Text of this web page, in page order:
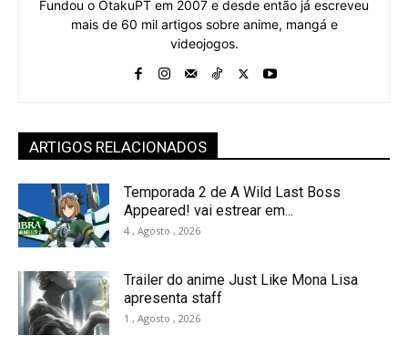
Fundou o OtakuPT em 2007 e desde então já escreveu
mais de 60 mil artigos sobre anime, mangá e
videojogos.
ARTIGOS RELACIONADOS
Temporada 2 de A Wild Last Boss
Appeared! vai estrear em...
4 , Agosto , 2026
Trailer do anime Just Like Mona Lisa
apresenta staff
1 , Agosto , 2026